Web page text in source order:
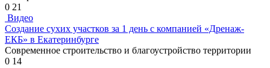
0 21
Видео
Создание сухих участков за 1 день с компанией «Дренаж-
ЕКБ» в Екатеринбурге
Современное строительство и благоустройство территории
0 14